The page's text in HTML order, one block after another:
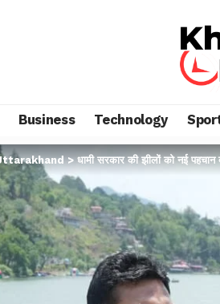
Business Technology
>धामी सरकार की झीलों को नई पहचान